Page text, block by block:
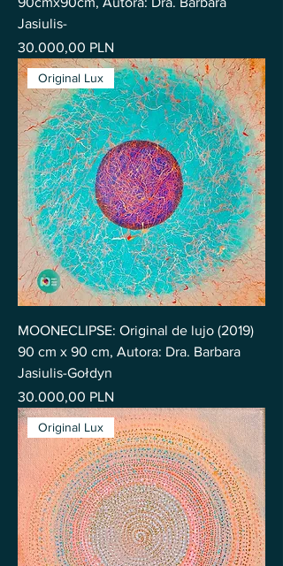
Jasiulis-
Precio
30.000,00 PLN
Original Lux
MOONECLIPSE: Original de lujo (2019)
90 cm x 90 cm, Autora: Dra. Barbara
Jasiulis-Gołdyn
Precio
30.000,00 PLN
Original Lux